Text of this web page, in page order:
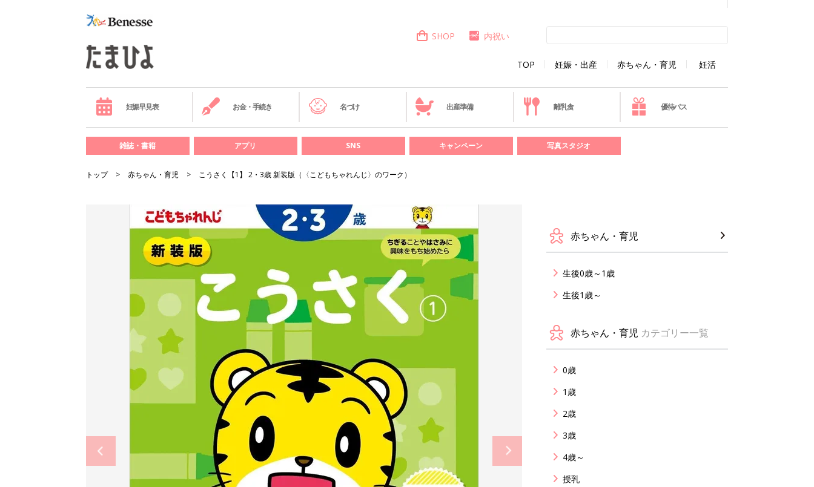
TOP 妊娠・出産 赤ちゃん・育児 妊活
SHOP 内祝い
妊娠早見表 お金・手続き 名づけ 出産準備 離乳食 優待パス
雑誌・書籍 アプリ SNS キャンペーン 写真スタジオ
トップ 赤ちゃん・育児 こうさく【1】 2・3歳 新装版（〈こどもちゃれんじ〉のワーク）
赤ちゃん・育児
生後0歳～1歳
生後1歳～
赤ちゃん・育児 カテゴリー一覧
0歳
1歳
2歳
3歳
4歳～
授乳